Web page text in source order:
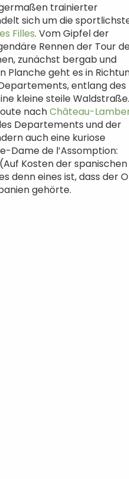
trainierter
sich um die
Filles. Vom Gipfel der
Rennen der Tour
zunächst bergab und
Planche geht es in
entlang des
kleine steile Waldstraße.
nachChâteau-
Departements und der
auch eine kuriose
Dame de l’Assomption:
(Auf Kosten der spanischen
denn eines ist, dass der
gehörte.